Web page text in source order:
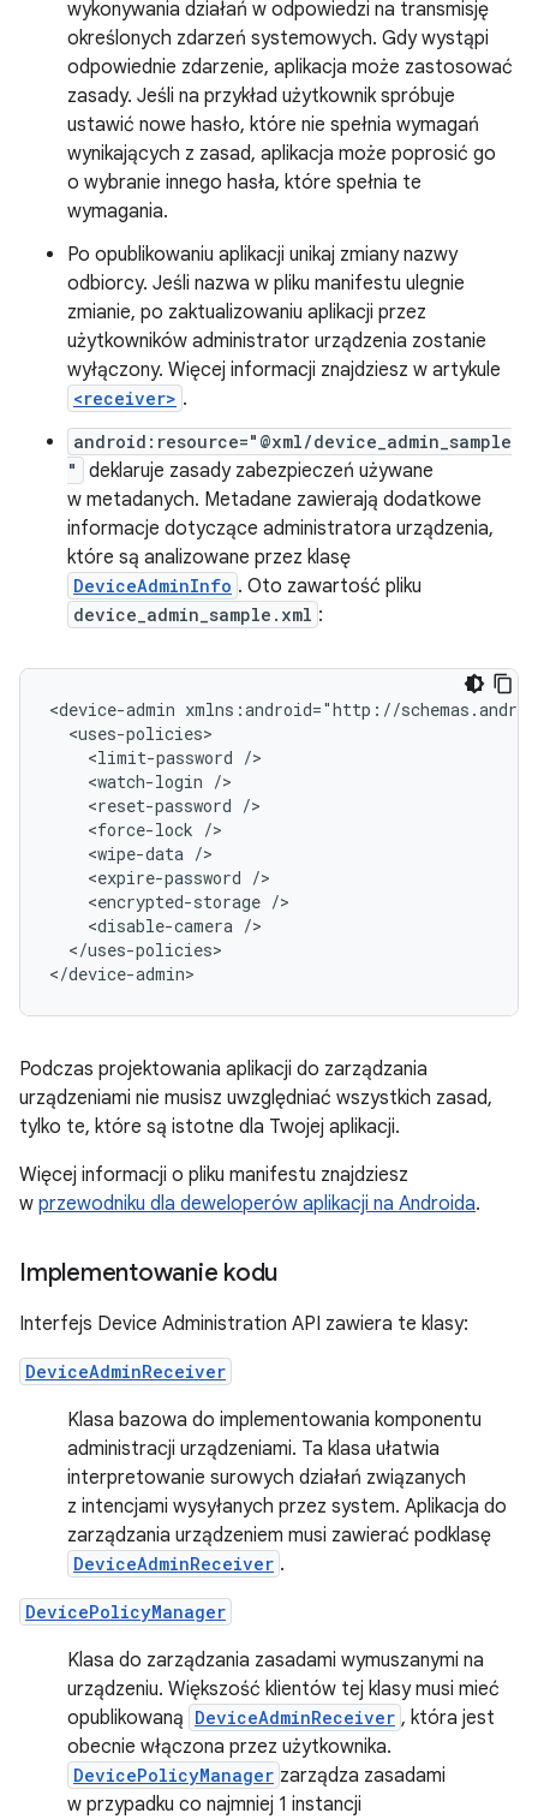
wykonywania działań w odpowiedzi na transmisję
określonych zdarzeń systemowych. Gdy wystąpi
odpowiednie zdarzenie, aplikacja może zastosować
zasady. Jeśli na przykład użytkownik spróbuje
ustawić nowe hasło, które nie spełnia wymagań
wynikających z zasad, aplikacja może poprosić go
o wybranie innego hasła, które spełnia te
wymagania.
Po opublikowaniu aplikacji unikaj zmiany nazwy
odbiorcy. Jeśli nazwa w pliku manifestu ulegnie
zmianie, po zaktualizowaniu aplikacji przez
użytkowników administrator urządzenia zostanie
wyłączony. Więcej informacji znajdziesz w artykule
<receiver> .
android:resource="@xml/device_admin_sample
"
deklaruje zasady zabezpieczeń używane
w metadanych. Metadane zawierają dodatkowe
informacje dotyczące administratora urządzenia,
które są analizowane przez klasę
DeviceAdminInfo . Oto zawartość pliku
device_admin_sample.xml :
<device-admin
<limit-password
<watch-login
<reset-password
<force-lock
<wipe-data
<expire-password
<encrypted-storage
<disable-camera
</uses-policies>
</device-admin>
Podczas projektowania aplikacji do zarządzania
urządzeniami nie musisz uwzględniać wszystkich zasad,
tylko te, które są istotne dla Twojej aplikacji.
Więcej informacji o pliku manifestu znajdziesz
w przewodniku dla deweloperów aplikacji na Androida.
Implementowanie kodu
Interfejs Device Administration API zawiera te klasy:
DeviceAdminReceiver
Klasa bazowa do implementowania komponentu
administracji urządzeniami. Ta klasa ułatwia
interpretowanie surowych działań związanych
z intencjami wysyłanych przez system. Aplikacja do
zarządzania urządzeniem musi zawierać podklasę
DeviceAdminReceiver .
DevicePolicyManager
Klasa do zarządzania zasadami wymuszanymi na
urządzeniu. Większość klientów tej klasy musi mieć
opublikowaną DeviceAdminReceiver , która jest
obecnie włączona przez użytkownika.
DevicePolicyManager zarządza zasadami
w przypadku co najmniej 1 instancji